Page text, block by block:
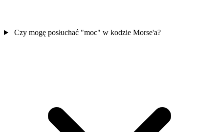
Czy mogę posłuchać "moc" w kodzie Morse'a?